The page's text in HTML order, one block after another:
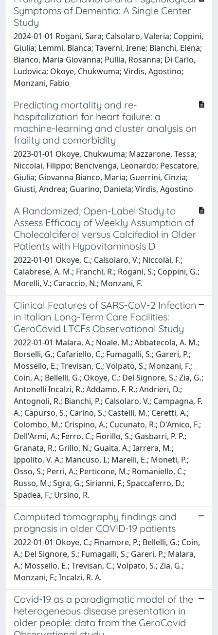
Symptoms of Dementia: A Single Center
Study
2024-01-01 Rogani, Sara; Calsolaro, Valeria; Coppini,
Giulia; Lemmi, Bianca; Taverni, Irene; Bianchi, Elena;
Bianco, Maria Giovanna; Pullia, Rosanna; Di Carlo,
Ludovica; Okoye, Chukwuma; Virdis, Agostino;
Monzani, Fabio
Predicting mortality and re-
hospitalization for heart failure: a
machine-learning and cluster analysis on
frailty and comorbidity
2023-01-01 Okoye, Chukwuma; Mazzarone, Tessa;
Niccolai, Filippo; Bencivenga, Leonardo; Pescatore,
Giulia; Giovanna Bianco, Maria; Guerrini, Cinzia;
Giusti, Andrea; Guarino, Daniela; Virdis, Agostino
A Randomized, Open-Label Study to
Assess Efficacy of Weekly Assumption of
Cholecalciferol versus Calcifediol in Older
Patients with Hypovitaminosis D
2022-01-01 Okoye, C.; Calsolaro, V.; Niccolai, F.;
Calabrese, A. M.; Franchi, R.; Rogani, S.; Coppini, G.;
Morelli, V.; Caraccio, N.; Monzani, F.
Clinical Features of SARS-CoV-2 Infection
in Italian Long-Term Care Facilities:
GeroCovid LTCFs Observational Study
2022-01-01 Malara, A.; Noale, M.; Abbatecola, A. M.;
Borselli, G.; Cafariello, C.; Fumagalli, S.; Gareri, P.;
Mossello, E.; Trevisan, C.; Volpato, S.; Monzani, F.;
Coin, A.; Bellelli, G.; Okoye, C.; Del Signore, S.; Zia, G.;
Antonelli Incalzi, R.; Addamo, F. R.; Andrieri, D.;
Antognoli, R.; Bianchi, P.; Calsolaro, V.; Campagna, F.
A.; Capurso, S.; Carino, S.; Castelli, M.; Ceretti, A.;
Colombo, M.; Crispino, A.; Cucunato, R.; D'Amico, F.;
Dell'Armi, A.; Ferro, C.; Fiorillo, S.; Gasbarri, P. P.;
Granata, R.; Grillo, N.; Guaita, A.; Iarrera, M.;
Ippolito, V. A.; Mancuso, I.; Marelli, E.; Moneti, P.;
Osso, S.; Perri, A.; Perticone, M.; Romaniello, C.;
Russo, M.; Sgra, G.; Sirianni, F.; Spaccaferro, D.;
Spadea, F.; Ursino, R.
Computed tomography findings and
prognosis in older COVID-19 patients
2022-01-01 Okoye, C.; Finamore, P.; Bellelli, G.; Coin,
A.; Del Signore, S.; Fumagalli, S.; Gareri, P.; Malara,
A.; Mossello, E.; Trevisan, C.; Volpato, S.; Zia, G.;
Monzani, F.; Incalzi, R. A.
Covid-19 as a paradigmatic model of the
heterogeneous disease presentation in
older people: data from the GeroCovid